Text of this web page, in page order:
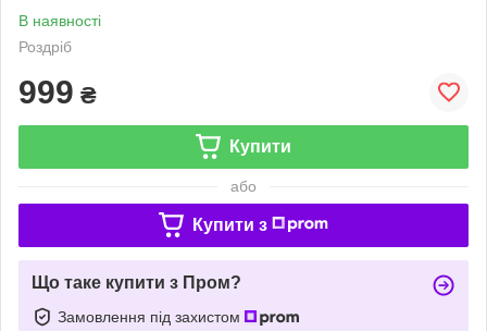
В наявності
Роздріб
999 ₴
Купити
або
Купити з
Що таке купити з Пром?
Замовлення під захистом